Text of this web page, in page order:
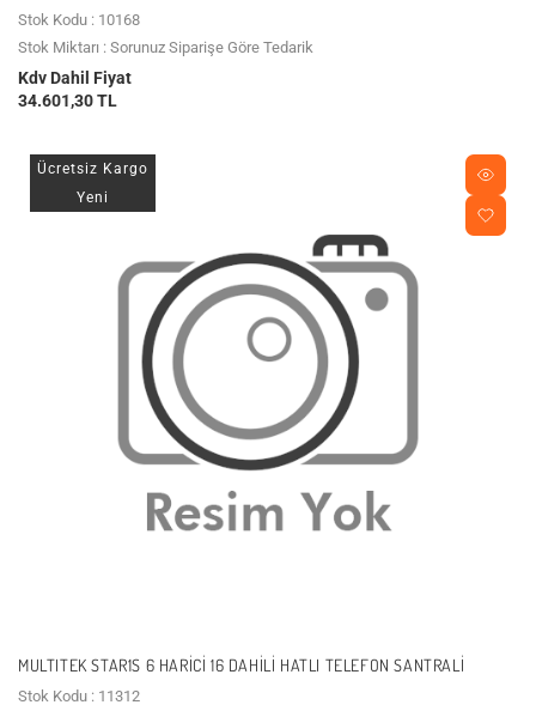
Stok Kodu : 10168
Stok Miktarı : Sorunuz Siparişe Göre Tedarik
Kdv Dahil Fiyat
34.601,30 TL
Ücretsiz Kargo
Yeni
MULTITEK STAR1S 6 HARICI 16 DAHILI HATLI TELEFON SANTRALI
Stok Kodu : 11312